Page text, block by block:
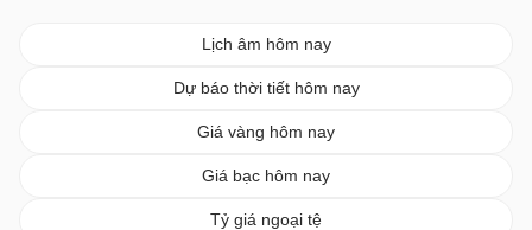
Lịch âm hôm nay
Dự báo thời tiết hôm nay
Giá vàng hôm nay
Giá bạc hôm nay
Tỷ giá ngoại tệ